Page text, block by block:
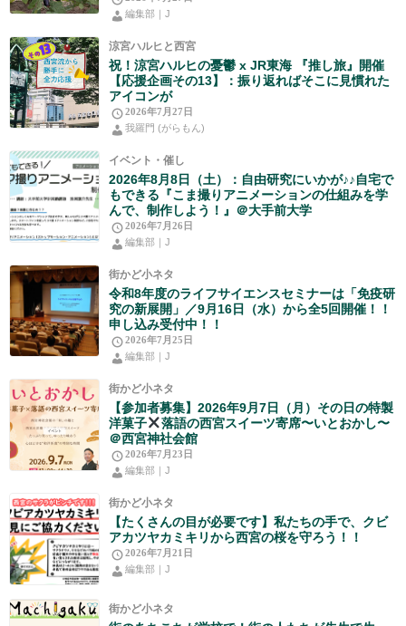
編集部｜J
涼宮ハルヒと西宮
祝！涼宮ハルヒの憂鬱 x JR東海 『推し旅』開催
【応援企画その13】：振り返ればそこに見慣れた
アイコンが
2026年7月27日
我羅門 (がらもん)
イベント・催し
2026年8月8日（土）：自由研究にいかが♪♪自宅で
もできる『こま撮りアニメーションの仕組みを学
んで、制作しよう！』＠大手前大学
2026年7月26日
編集部｜J
街かど小ネタ
令和8年度のライフサイエンスセミナーは「免疫研
究の新展開」／9月16日（水）から全5回開催！！
申し込み受付中！！
2026年7月25日
編集部｜J
街かど小ネタ
【参加者募集】2026年9月7日（月）その日の特製
洋菓子
落語の西宮スイーツ寄席〜いとおかし〜
＠西宮神社会館
2026年7月23日
編集部｜J
街かど小ネタ
【たくさんの目が必要です】私たちの手で、クビ
アカツヤカミキリから西宮の桜を守ろう！！
2026年7月21日
編集部｜J
街かど小ネタ